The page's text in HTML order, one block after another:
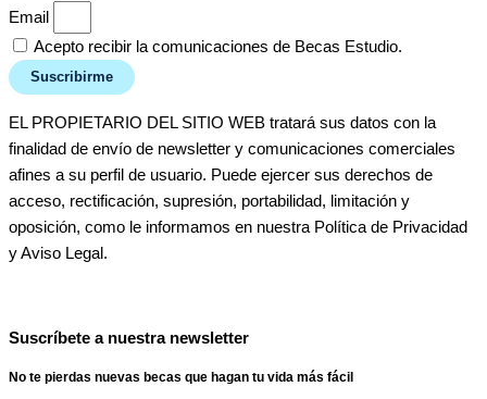
Email
Acepto recibir la comunicaciones de Becas Estudio.
Suscribirme
EL PROPIETARIO DEL SITIO WEB tratará sus datos con la
finalidad de envío de newsletter y comunicaciones comerciales
afines a su perfil de usuario. Puede ejercer sus derechos de
acceso, rectificación, supresión, portabilidad, limitación y
oposición, como le informamos en nuestra Política de Privacidad
y Aviso Legal.
Suscríbete a nuestra newsletter
No te pierdas nuevas becas que hagan tu vida más fácil